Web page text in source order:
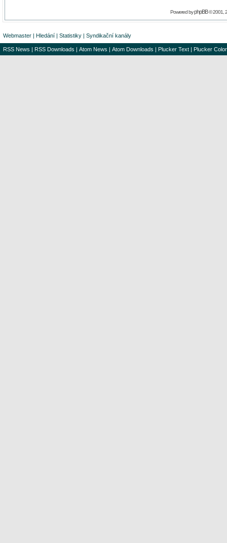
Powered byphpBB© 2001,
Webmaster | Hledání | Statistiky | Syndikační kanály
RSS News | RSS Downloads | Atom News | Atom Downloads | Plucker Text | Plucker Color